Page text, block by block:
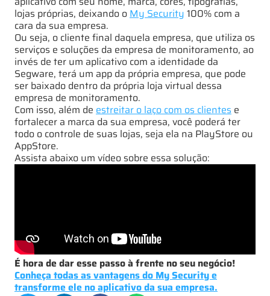
lojas próprias, deixando oMy Security 100% com a
cara da sua empresa.
Ou seja, o cliente final daquela empresa, que utiliza os
serviços e soluções da empresa de monitoramento, ao
invés de ter um aplicativo com a identidade da
Segware, terá um app da própria empresa, que pode
ser baixado dentro da própria loja virtual dessa
empresa de monitoramento.
Com isso, além de estreitar o laço com os clientes e
fortalecer a marca da sua empresa, você poderá ter
todo o controle de suas lojas, seja ela na PlayStore ou
AppStore.
Assista abaixo um vídeo sobre essa solução:
É hora de dar esse passo à frente no seu negócio!
Conheça todas as vantagens do My Security e
transforme ele no aplicativo da sua empresa.